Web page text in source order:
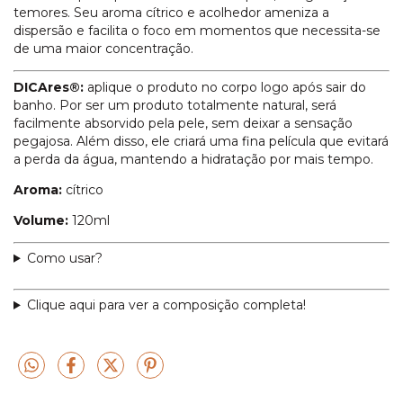
temores. Seu aroma cítrico e acolhedor ameniza a
dispersão e facilita o foco em momentos que necessita-se
de uma maior concentração.
DICAres®: aplique o produto no corpo logo após sair do
banho. Por ser um produto totalmente natural, será
facilmente absorvido pela pele, sem deixar a sensação
pegajosa. Além disso, ele criará uma fina película que evitará
a perda da água, mantendo a hidratação por mais tempo.
Aroma: cítrico
Volume: 120ml
Como usar?
Clique aqui para ver a composição completa!